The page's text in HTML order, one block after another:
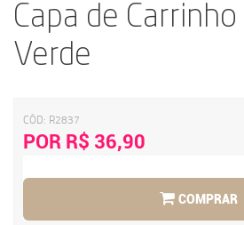
Capa de
Verde
CÓD: R2837
POR R$ 36,90
COMPRAR